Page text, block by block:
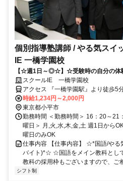
個別指導塾講師 / やる気スイ
IE 一橋学園校
【☆週1日～◎☆】☆受験時の自分の体
のみ指導可能！！
スクールIE 一橋学園校
アクセス 『一橋学園駅』より徒歩5
時給1,234円～2,000円
東京都小平市
勤務時間 ＜勤務時間＞ 16：20～21
曜日＞ 月,火,水,木,金,土 週1日から
曜日のみOK
仕事内容 【仕事内容】 ☆*国語/やる
バイト)*☆ ☆国語をメイン教科とし
教科の採用枠もございますので、ご
シフト制